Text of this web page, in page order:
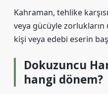
Kahraman, tehlike
veya gücüyle
kişi veya edebi eserin
Dokuzuncu
hangi dönem?